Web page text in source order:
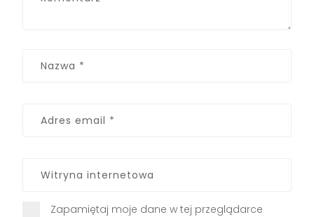
Zapamiętaj moje dane w tej przeglądarce